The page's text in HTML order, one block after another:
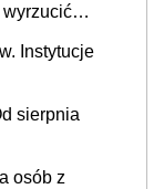
Instytucje
sierpnia
osób z